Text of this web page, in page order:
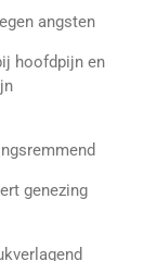
angsten
hoofdpijn en
genezing